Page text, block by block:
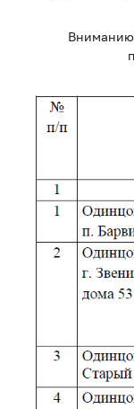
Вниманию